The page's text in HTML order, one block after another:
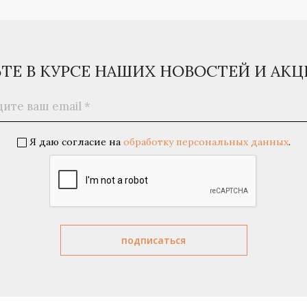
В КУРСЕ НАШИХ НОВОСТЕЙ И
Я даю согласие на обработку персональных данных.